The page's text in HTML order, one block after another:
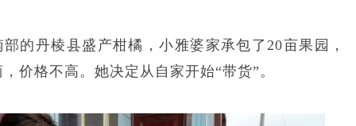
的丹棱县盛产柑橘，小雅婆家承包了20亩果园，
价格不高。她决定从自家开始“带货”。